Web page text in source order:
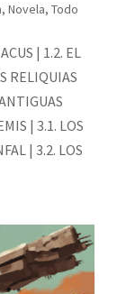
, Novela, Todo
| 1.2. EL
RELIQUIAS
| 3.1. LOS
| 3.2. LOS